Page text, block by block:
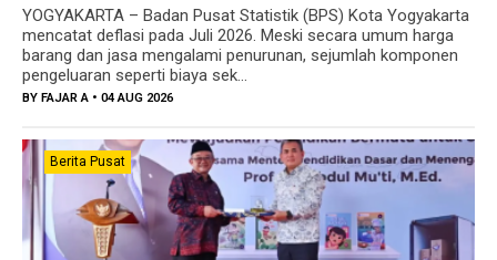
YOGYAKARTA – Badan Pusat Statistik (BPS) Kota Yogyakarta
mencatat deflasi pada Juli 2026. Meski secara umum harga
barang dan jasa mengalami penurunan, sejumlah komponen
pengeluaran seperti biaya sek...
BY FAJAR A • 04 AUG 2026
Berita Pusat